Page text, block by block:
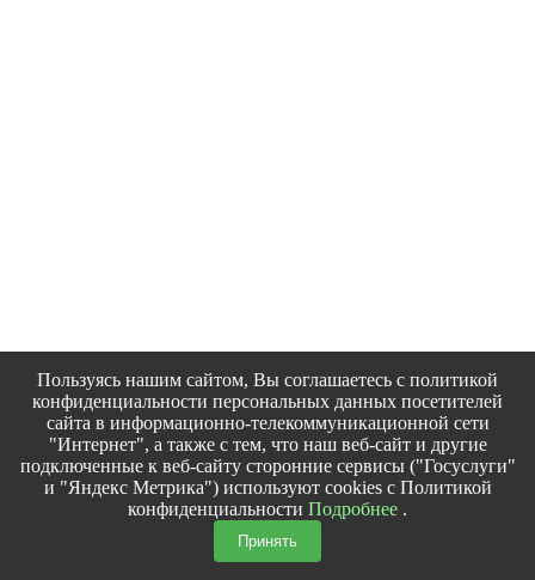
Пользуясь нашим сайтом, Вы соглашаетесь с политикой
конфиденциальности персональных данных посетителей
сайта в информационно-телекоммуникационной сети
"Интернет", а также с тем, что наш веб-сайт и другие
подключенные к веб-сайту сторонние сервисы ("Госуслуги"
и "Яндекс Метрика") используют cookies с Политикой
конфиденциальности Подробнее .
Принять